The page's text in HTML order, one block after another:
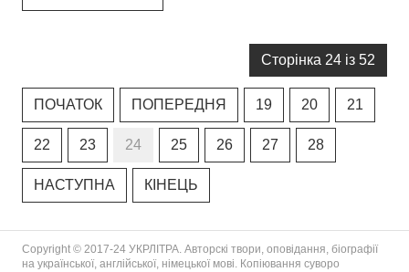
Сторінка 24 із 52
ПОЧАТОК ПОПЕРЕДНЯ 19 20 21
22 23 24 25 26 27 28
НАСТУПНА КІНЕЦЬ
Copyright © 2017-24 УКРЛІТРА. Авторскі твори, оповідання, біографії
на української, англійської, німецької мові. Копіювання суворо